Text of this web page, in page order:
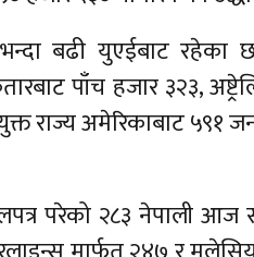
बढी युएईबाट
पाँच हजार ३२३,
राज्य अमेरिकाबाट ५९१
परेको २८३ नेपाली